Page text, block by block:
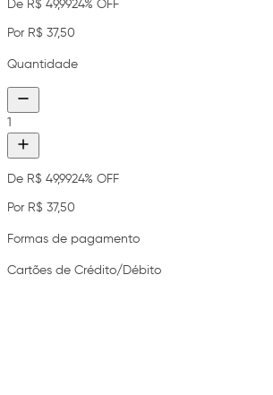
De R$ 49,9924% OFF
Por R$ 37,50
Quantidade
1
De R$ 49,9924% OFF
Por R$ 37,50
Formas de pagamento
Cartões de Crédito/Débito